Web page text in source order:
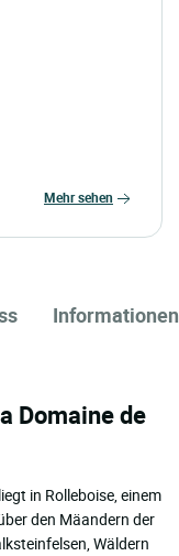
mehr sehen
Informationen
Domaine de
in Rolleboise, einem
den Mäandern der
Wäldern